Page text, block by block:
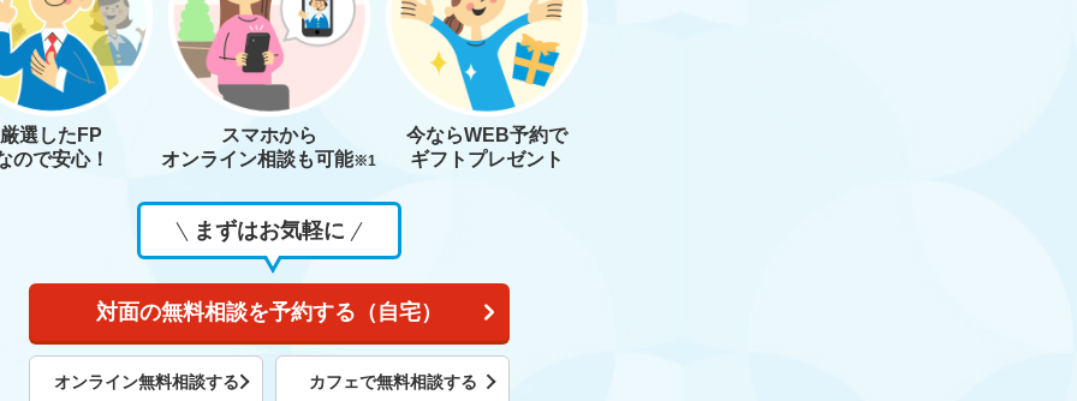
厳選したFP
ので安心！
スマホから
オンライン相談も可能※1
今ならWEB予約で
ギフトプレゼント
まずはお気軽に
対面の無料相談を予約する（自宅）
オンライン無料相談する カフェで無料相談する